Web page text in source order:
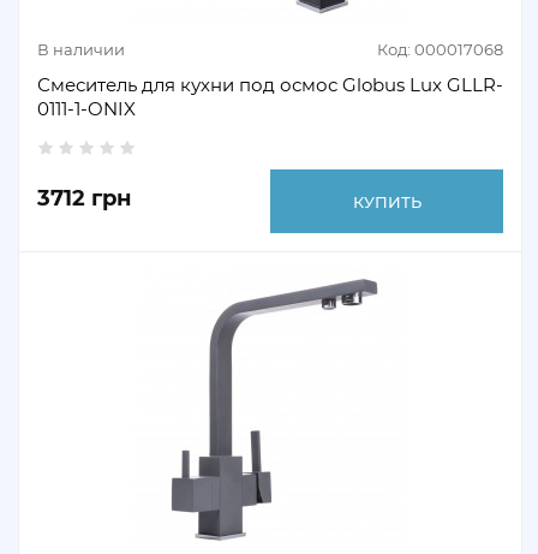
В наличии Код: 000017068
Смеситель для кухни под осмос Globus Lux GLLR-
0111-1-ONIX
3712 грн КУПИТЬ